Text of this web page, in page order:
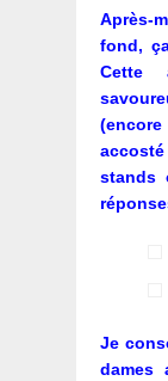
Après-
fond,
Cette
stands
Je
dames